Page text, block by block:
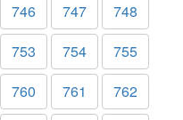
746 747
748
753 754
755
760 761
762